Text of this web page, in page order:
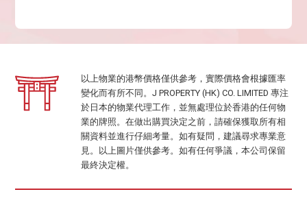
以上物業的港幣價格僅供參考，實際價格會根據匯率
變化而有所不同。J PROPERTY (HK) CO. LIMITED 專注
於日本的物業代理工作，並無處理位於香港的任何物
業的牌照。在做出購買決定之前，請確保獲取所有相
關資料並進行仔細考量。如有疑問，建議尋求專業意
見。以上圖片僅供參考。如有任何爭議，本公司保留
最終決定權。